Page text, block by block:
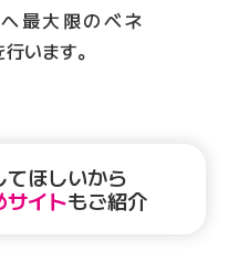
最大限のベネ
います。
てほしいから
サイトもご紹介